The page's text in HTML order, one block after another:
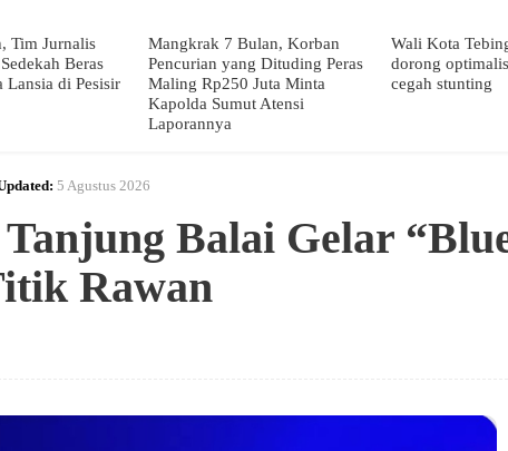
Tim Jurnalis
Beras
Lansia di Pesisir
Mangkrak 7 Bulan, Korban
Pencurian yang Dituding Peras
Maling Rp250 Juta Minta
Kapolda Sumut Atensi
Laporannya
Wali Kota
dorong
cegah stunting
5 Agustus 2026
Balai Gelar
Rawan